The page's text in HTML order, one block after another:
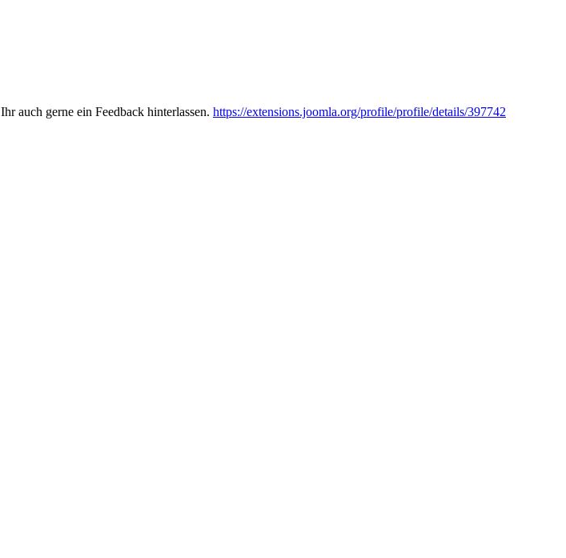
auch gerne ein Feedback hinterlassen. https://extensions.joomla.org/profile/profile/details/397742